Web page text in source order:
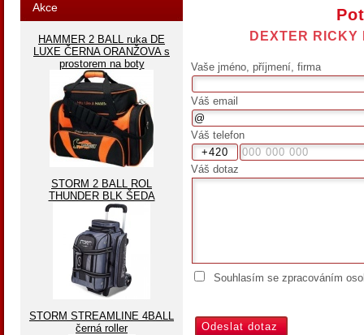
DEXTER
Vaše jméno, příjmení, firma
Váš email
Váš telefon
Váš dotaz
Souhlasím se zpracováním
Akce
HAMMER 2 BALL ruka DE
LUXE ČERNA ORANŽOVA s
prostorem na boty
STORM 2 BALL ROL
THUNDER BLK ŠEDA
STORM STREAMLINE 4BALL
černá roller